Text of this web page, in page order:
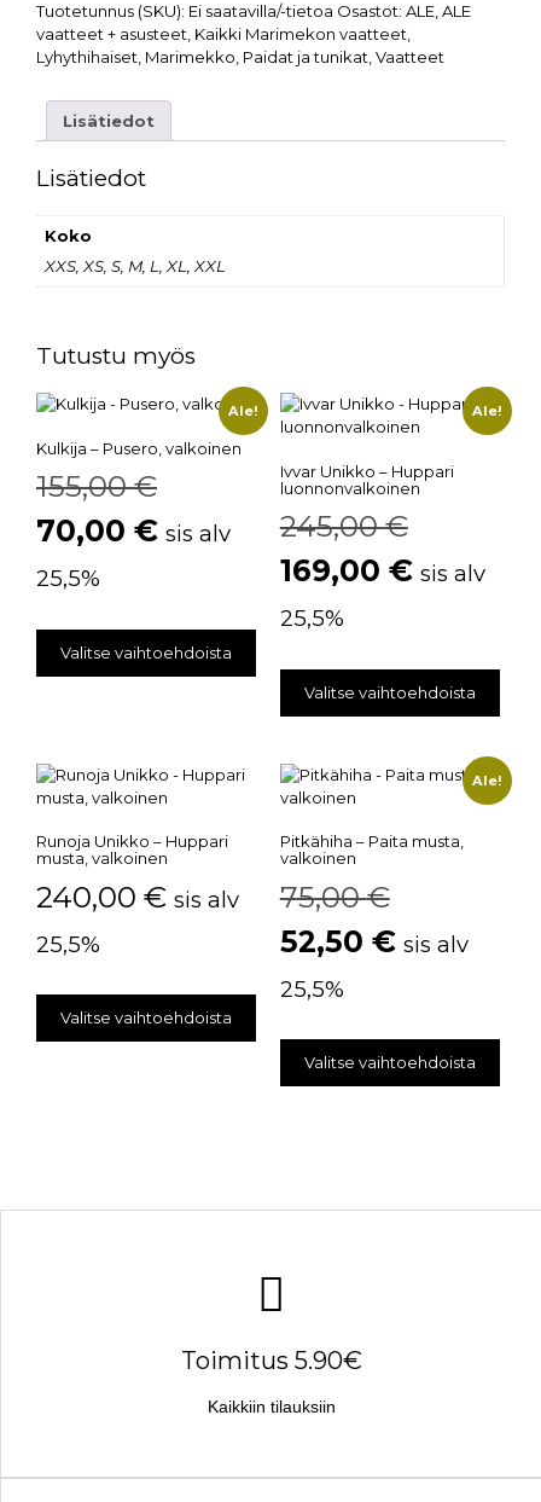
Tuotetunnus (SKU): Ei saatavilla/-tietoa Osastot: ALE,ALE
vaatteet + asusteet, Kaikki Marimekon vaatteet,
Lyhythihaiset, Marimekko, Paidat ja tunikat,Vaatteet
Lisätiedot
Lisätiedot
Koko
XXS, XS, S, M, L, XL, XXL
Tutustu myös
Ale!
Kulkija – Pusero, valkoinen
155,00€
70,00 € sis alv
25,5%
Valitse vaihtoehdoista
Ale!
Ivvar Unikko – Huppari
luonnonvalkoinen
245,00€
169,00 € sis alv
25,5%
Valitse vaihtoehdoista
Runoja Unikko – Huppari
musta, valkoinen
240,00 € sis alv
25,5%
Valitse vaihtoehdoista
Ale!
Pitkähiha – Paita musta,
valkoinen
75,00€
52,50 € sis alv
25,5%
Valitse vaihtoehdoista
Toimitus 5.90€
Kaikkiin tilauksiin